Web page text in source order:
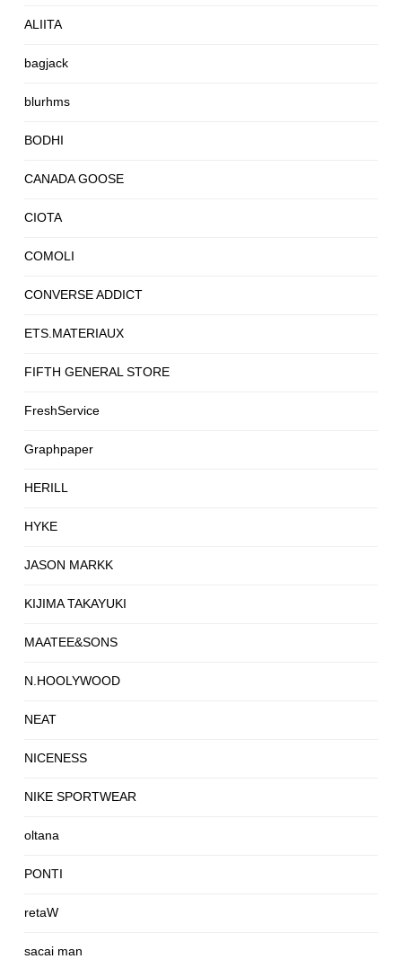
ALIITA
bagjack
blurhms
BODHI
CANADA GOOSE
CIOTA
COMOLI
CONVERSE ADDICT
ETS.MATERIAUX
FIFTH GENERAL STORE
FreshService
Graphpaper
HERILL
HYKE
JASON MARKK
KIJIMA TAKAYUKI
MAATEE&SONS
N.HOOLYWOOD
NEAT
NICENESS
NIKE SPORTWEAR
oltana
PONTI
retaW
sacai man